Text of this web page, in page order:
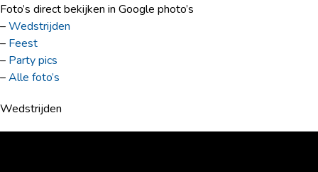
Foto’s direct bekijken in Google photo’s
–Wedstrijden
– Feest
– Party pics
–Alle foto’s
Wedstrijden